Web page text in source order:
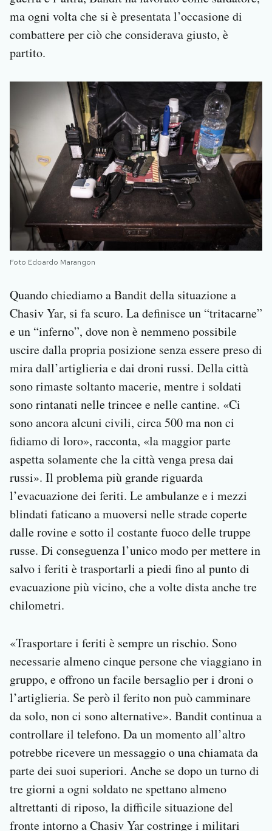
ma ogni volta che si è presentata l’occasione di
combattere per ciò che considerava giusto, è
partito.
Foto Edoardo Marangon
Quando chiediamo a Bandit della situazione a
Chasiv Yar, si fa scuro. La definisce un “tritacarne”
e un “inferno”, dove non è nemmeno possibile
uscire dalla propria posizione senza essere preso di
mira dall’artiglieria e dai droni russi. Della città
sono rimaste soltanto macerie, mentre i soldati
sono rintanati nelle trincee e nelle cantine. «Ci
sono ancora alcuni civili, circa 500 ma non ci
fidiamo di loro», racconta, «la maggior parte
aspetta solamente che la città venga presa dai
russi». Il problema più grande riguarda
l’evacuazione dei feriti. Le ambulanze e i mezzi
blindati faticano a muoversi nelle strade coperte
dalle rovine e sotto il costante fuoco delle truppe
russe. Di conseguenza l’unico modo per mettere in
salvo i feriti è trasportarli a piedi fino al punto di
evacuazione più vicino, che a volte dista anche tre
chilometri.
«Trasportare i feriti è sempre un rischio. Sono
necessarie almeno cinque persone che viaggiano in
gruppo, e offrono un facile bersaglio per i droni o
l’artiglieria. Se però il ferito non può camminare
da solo, non ci sono alternative». Bandit continua a
controllare il telefono. Da un momento all’altro
potrebbe ricevere un messaggio o una chiamata da
parte dei suoi superiori. Anche se dopo un turno di
tre giorni a ogni soldato ne spettano almeno
altrettanti di riposo, la difficile situazione del
fronte intorno a Chasiv Yar costringe i militari